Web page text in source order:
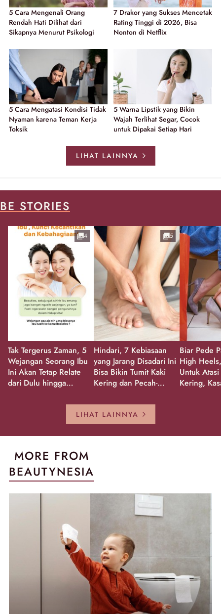
5 Cara Mengenali Orang
Rendah Hati Dilihat dari
Sikapnya Menurut Psikologi
7 Drakor yang Sukses Mencetak
Rating Tinggi di 2026, Bisa
Nonton di Netflix
5 Cara Mengatasi Kondisi Tidak
Nyaman karena Teman Kerja
Toksik
5 Warna Lipstik yang Bikin
Wajah Terlihat Segar, Cocok
untuk Dipakai Setiap Hari
LIHAT LAINNYA
BE STORIES
Tak Tergerus Zaman, 5
Wejangan Seorang Ibu
Ini Akan Tetap Relate
dari Dulu hingga
4
Hindari, 7 Kebiasaan
yang Jarang Disadari Ini
Bisa Bikin Tumit Kaki
Kering dan Pecah-
5
Biar Pede
High
Untuk
Kering,
LIHAT LAINNYA
MORE FROM
BEAUTYNESIA